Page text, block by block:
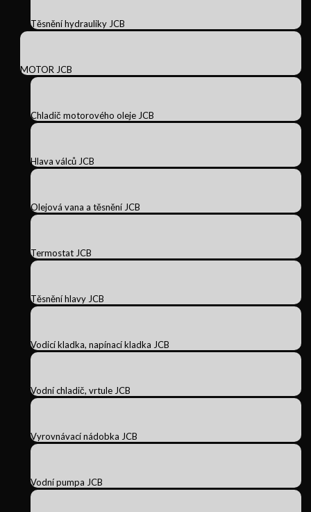
Těsnění hydrauliky JCB
MOTOR JCB
Chladič motorového oleje JCB
Hlava válců JCB
Olejová vana a těsnění JCB
Termostat JCB
Těsnění hlavy JCB
Vodicí kladka, napínací kladka JCB
Vodní chladič, vrtule JCB
Vyrovnávací nádobka JCB
Vodní pumpa JCB